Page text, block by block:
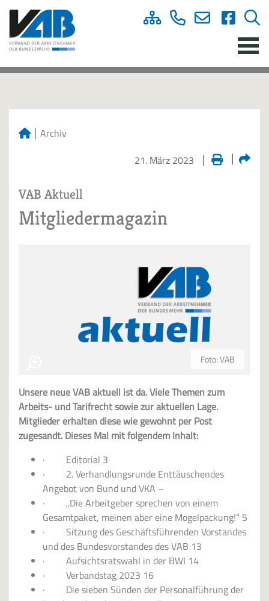
Archiv
21. März 2023
VAB Aktuell
Mitgliedermagazin
Foto: VAB
Unsere neue VAB aktuell ist da. Viele Themen zum
Arbeits- und Tarifrecht sowie zur aktuellen Lage.
Mitglieder erhalten diese wie gewohnt per Post
zugesandt. Dieses Mal mit folgendem Inhalt:
· Editorial 3
· 2. Verhandlungsrunde Enttäuschendes
Angebot von Bund und VKA –
· „Die Arbeitgeber sprechen von einem
Gesamtpaket, meinen aber eine Mogelpackung!“ 5
· Sitzung des Geschäftsführenden Vorstandes
und des Bundesvorstandes des VAB 13
· Aufsichtsratswahl in der BWI 14
· Verbandstag 2023 16
· Die sieben Sünden der Personalführung der